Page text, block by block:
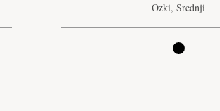
Ozki, Srednji